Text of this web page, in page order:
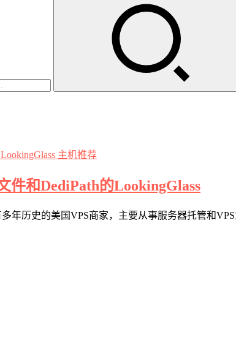
主机推荐
件和DediPath的LookingGlass
多年历史的美国VPS商家，主要从事服务器托管和